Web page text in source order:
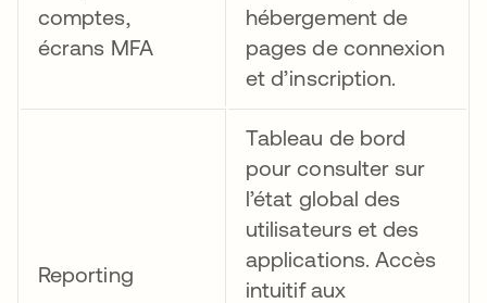
comptes,
écrans MFA
hébergement de
pages de connexion
et d’inscription.
Reporting
Tableau de bord
pour consulter sur
l’état global des
utilisateurs et des
applications. Accès
intuitif aux